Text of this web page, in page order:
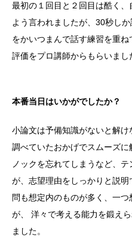
最初の１回目と２回目は酷く
よう言われましたが、30秒し
をかいつまんで話す練習を重
評価をプロ講師からもらいまし
本番当日はいかがでしたか？
小論文は予備知識がないと解
調べていたおかげでスムーズ
ノックを忘れてしまうなど、
が、志望理由をしっかりと説
問も想定内のものが多く、一
が、 洋々で考える能力を鍛え
ました。